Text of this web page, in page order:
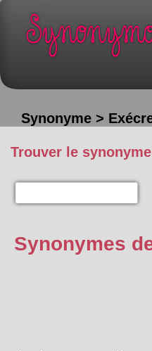
Synonyme >
Trouver le
Synonymes